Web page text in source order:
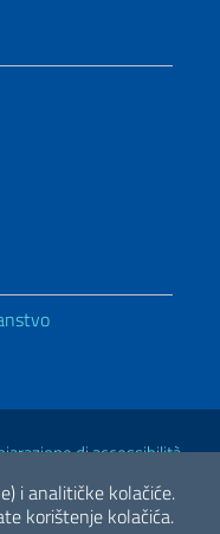
i analitičke kolačiće.
korištenje kolačića.
di accessibilità